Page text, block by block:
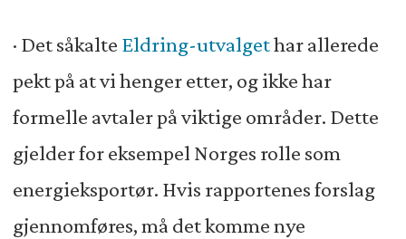
· Det såkalte Eldring-utvalgethar allerede
pekt på at vi henger etter, og ikke har
formelle avtaler på viktige områder. Dette
gjelder for eksempel Norges rolle som
energieksportør. Hvis rapportenes forslag
gjennomføres, må det komme nye